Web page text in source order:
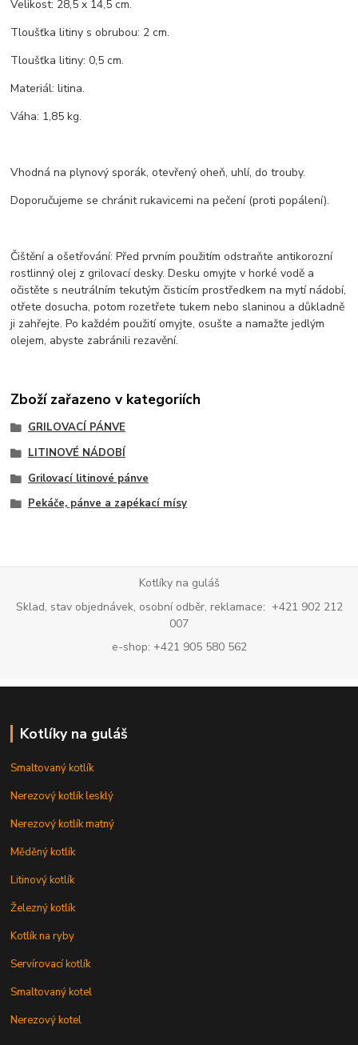
Velikost: 28,5 x 14,5 cm.
Tloušťka litiny s obrubou: 2 cm.
Tloušťka litiny: 0,5 cm.
Materiál: litina.
Váha: 1,85 kg.
Vhodná na plynový sporák, otevřený oheň, uhlí, do trouby.
Doporučujeme se chránit rukavicemi na pečení (proti popálení).
Čištění a ošetřování: Před prvním použitím odstraňte antikorozní
rostlinný olej z grilovací desky. Desku omyjte v horké vodě a
očistěte s neutrálním tekutým čisticím prostředkem na mytí nádobí,
otřete dosucha, potom rozetřete tukem nebo slaninou a důkladně
ji zahřejte. Po každém použití omyjte, osušte a namažte jedlým
olejem, abyste zabránili rezavění.
Zboží zařazeno v kategoriích
GRILOVACÍ PÁNVE
LITINOVÉ NÁDOBÍ
Grilovací litinové pánve
Pekáče, pánve a zapékací mísy
Kotlíky na guláš
Sklad, stav objednávek, osobní odběr, reklamace: +421 902 212
007
e-shop: +421 905 580 562
Kotlíky na guláš
Smaltovaný kotlík
Nerezový kotlík lesklý
Nerezový kotlík matný
Měděný kotlík
Litinový kotlík
Železný kotlík
Kotlík na ryby
Servírovací kotlík
Smaltovaný kotel
Nerezový kotel